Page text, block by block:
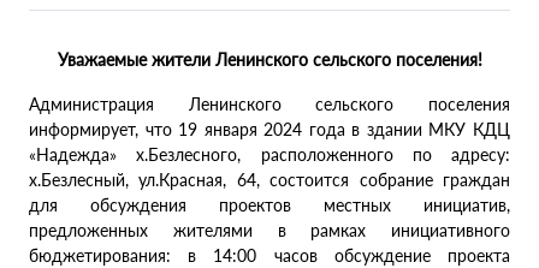
Уважаемые жители Ленинского сельского поселения!
Администрация Ленинского сельского поселения
информирует, что 19 января 2024 года в здании МКУ КДЦ
«Надежда» х.Безлесного, расположенного по адресу:
х.Безлесный, ул.Красная, 64, состоится собрание граждан
для обсуждения проектов местных инициатив,
предложенных жителями в рамках инициативного
бюджетирования: в 14:00 часов обсуждение проекта